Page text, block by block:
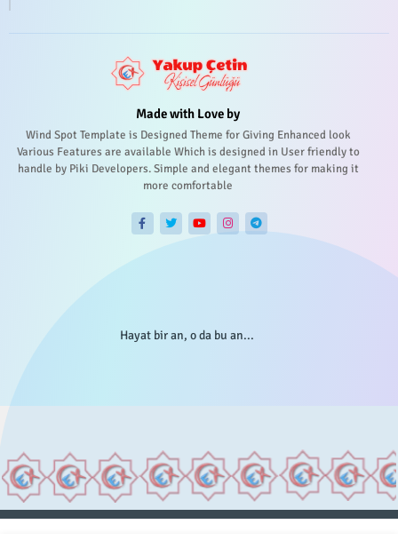
Made with Love by
Wind Spot Template is Designed Theme for Giving Enhanced look
Various Features are available Which is designed in User friendly to
handle by Piki Developers. Simple and elegant themes for making it
more comfortable
Hayat bir an, o da bu an...